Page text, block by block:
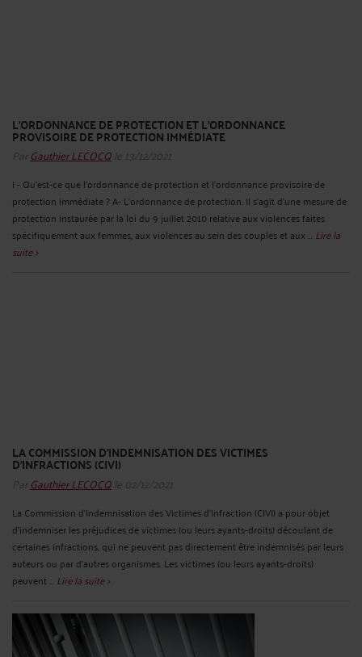
L'ORDONNANCE DE PROTECTION ET L'ORDONNANCE
PROVISOIRE DE PROTECTION IMMÉDIATE
Par Gauthier LECOCQ le 13/12/2021
I - Qu’est-ce que l’ordonnance de protection et l’ordonnance provisoire de
protection immédiate ? A- L’ordonnance de protection. Il s’agit d’une mesure de
protection instaurée par la loi du 9 juillet 2010 relative aux violences faites
spécifiquement aux femmes, aux violences au sein des couples et aux ... Lire la
suite >
LA COMMISSION D’INDEMNISATION DES VICTIMES
D’INFRACTIONS (CIVI)
Par Gauthier LECOCQ le 02/12/2021
La Commission d’Indemnisation des Victimes d’Infraction (CIVI) a pour objet
d’indemniser les préjudices de victimes (ou leurs ayants-droits) découlant de
certaines infractions, qui ne peuvent pas directement être indemnisés par leurs
auteurs ou par d'autres organismes. Les victimes (ou leurs ayants-droits)
peuvent ... Lire la suite >